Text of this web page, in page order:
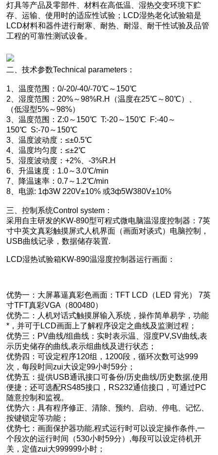
灯具等产品及零部件、材料在高低温、湿热交变环境下贮
存、运输、使用时的适应性试验；LCD湿热老化试验箱是
LCD材料和器件进行耐寒、耐热、耐湿、耐干性试验及品管
工程的可靠性测试设备。
二、技术参数Technical parameters：
1、温度范围：0/-20/-40/-70℃～150℃
2、湿度范围：20%～98%R.H（温度在25℃～80℃）、
（低湿型5%～98%）
3、温度范围：Z:0～150℃ T:-20～150℃ F:-40～
150℃ S:-70～150℃
3、温度波动度：≤±0.5℃
4、温度均匀度：≤±2℃
5、湿度波动度：+2%、-3%R.H
6、升温速度：1.0～3.0℃/min
7、降温速率：0.7～1.2℃/min
8、电源: 1ф3W 220V±10% 或3ф5W380V±10%
三、控制系统Control system：
采用自主研发的KW-890型可程式微电脑温湿度控制器：7英
寸中英文真彩触摸屏式人机界面（画面对谈式）电脑控制，
USB曲线记录，数据储存装置.
LCD湿热试验箱KW-890温湿度控制器运行画面：
优势一：大屏幕逼真彩色画面：TFT LCD（LED 背光） 7英
寸TFT真彩VGA（800480）
优势二：人机对话式触摸屏输入系统，操作简单易学，功能
*，并可于LCD画面上了解程序设定之曲线及监测过程；
优势三：PV曲线/组曲线：实时表示温、湿度PV,SV曲线,表
示历史储存的曲线,表示组曲线及进行状态；
优势四：可设定程序120组，1200段，循环次数可达999
次，每段时间zui大设定99小时59分；
优势五：提供USB通讯接口可备份/历史曲线/历史数据,使用
便捷；还可选配RS485接口，RS232通信接口，可通过PC
随意控制和监视。
优势六：具有程序修正、清除、预约、启动、停电、记忆、
按键锁定等功能；
优势七：画面保护器功能,程式运行时可以设定操作条件,一
个段次的运行时间（530小时59分）,每段可以设定待机开
关，定值zui大999999小时；